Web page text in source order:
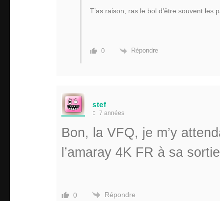
T’as raison, ras le bol d’être souvent les
0 Répondre
stef
7 années
Bon, la VFQ, je m’y
l’amaray 4K FR à sa
0 Répondre